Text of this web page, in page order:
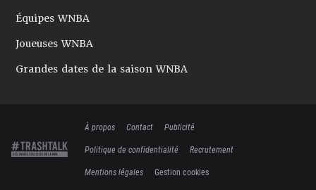
Équipes WNBA
Joueuses WNBA
Grandes dates de la saison WNBA
À propos Contact
Publicité
Politique de confidentialité
Recrutement
Mentions légales
Gestion cookies